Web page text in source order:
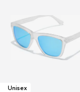
Unisex